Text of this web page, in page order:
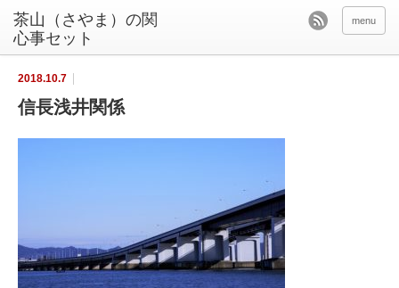
茶山（さやま）の関
心事セット
menu
2018.10.7
信長浅井関係